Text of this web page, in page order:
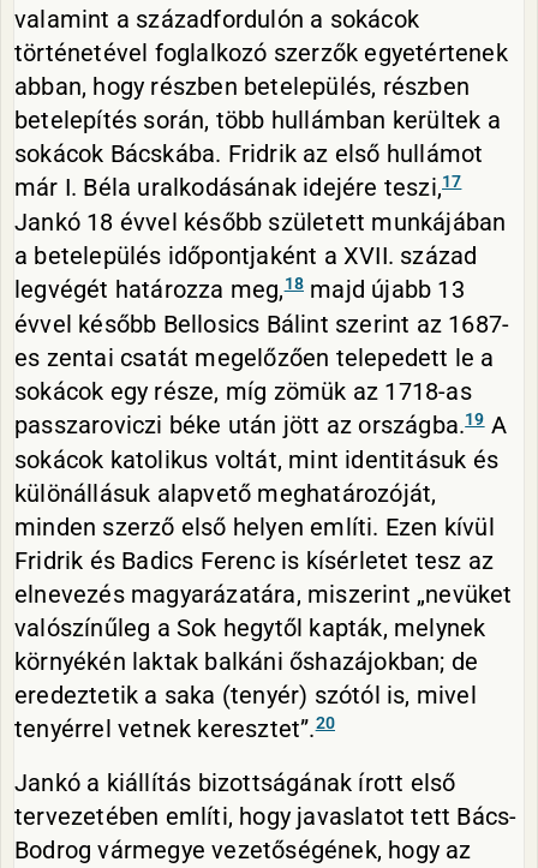
valamint a századfordulón a sokácok
történetével foglalkozó szerzők egyetértenek
abban, hogy részben betelepülés, részben
betelepítés során, több hullámban kerültek a
sokácok Bácskába. Fridrik az első hullámot
már I. Béla uralkodásának idejére teszi,17
Jankó 18 évvel később született munkájában
a betelepülés időpontjaként a XVII. század
legvégét határozza meg,18 majd újabb 13
évvel később Bellosics Bálint szerint az 1687-
es zentai csatát megelőzően telepedett le a
sokácok egy része, míg zömük az 1718-as
passzaroviczi béke után jött az országba.19A
sokácok katolikus voltát, mint identitásuk és
különállásuk alapvető meghatározóját,
minden szerző első helyen említi. Ezen kívül
Fridrik és Badics Ferenc is kísérletet tesz az
elnevezés magyarázatára, miszerint „nevüket
valószínűleg a Sok hegytől kapták, melynek
környékén laktak balkáni őshazájokban; de
eredeztetik a saka (tenyér) szótól is, mivel
tenyérrel vetnek keresztet”.20
Jankó a kiállítás bizottságának írott első
tervezetében említi, hogy javaslatot tett Bács-
Bodrog vármegye vezetőségének, hogy az